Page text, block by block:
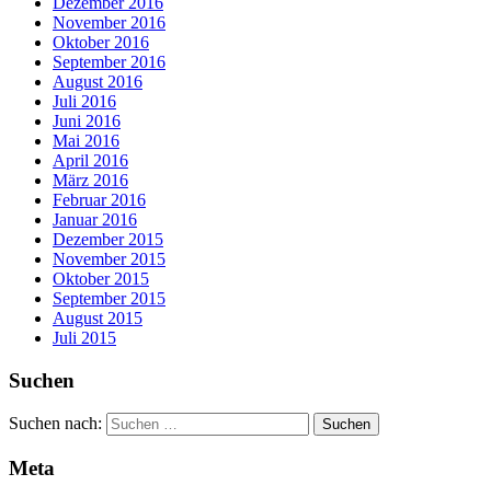
November 2016
Oktober 2016
September 2016
August 2016
Juli 2016
Juni 2016
Mai 2016
April 2016
März 2016
Februar 2016
Januar 2016
Dezember 2015
November 2015
Oktober 2015
September 2015
August 2015
Juli 2015
Suchen
Suchen nach:
Meta